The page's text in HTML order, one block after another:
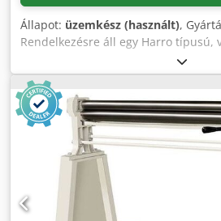
hajtogató-ragasztó gép HEBEI
teljesen automata hullámkarton
HEBEI SOOME-tól (2019) is eladó.
Állapot: üzemkész (használt),
Rendelkezésre áll egy Harro típusú,
összehajtható dobozragasztó gép,
típusú forró ragasztó adagoló
méretei (X/Y/Z): 168 mm/27 mm/94
méretei (X/Y/Z): 170 mm/28 mm/95
tömege: 60 g, a termék lapos tárolási
mm/169 mm, a forró ragasztó
gépet 1987-ben felújították. A
termékformátumokra vonatkoznak.
rendelkezésre áll. Lehetőség van
Dcsdpezp Rf Tofx Amyjk